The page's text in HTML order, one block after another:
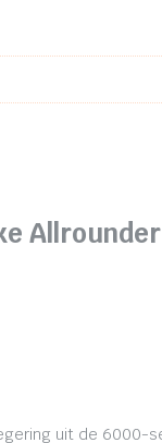
Allrounder
uit de